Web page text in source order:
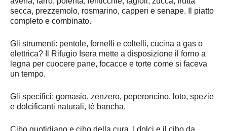
secca, prezzemolo, rosmarino, capperi e senape. Il piatto
completo e combinato.
Gli strumenti: pentole, fornelli e coltelli, cucina a gas o
elettrica? Il Rifugio Isera mette a disposizione il forno a
legna per cuocere pane, focacce e torte come si faceva
un tempo.
Gli specifici: gomasio, zenzero, peperoncino, loto, spezie
e dolcificanti naturali, tè bancha.
Cibo quotidiano e cibo della cura. I dolci e il cibo da